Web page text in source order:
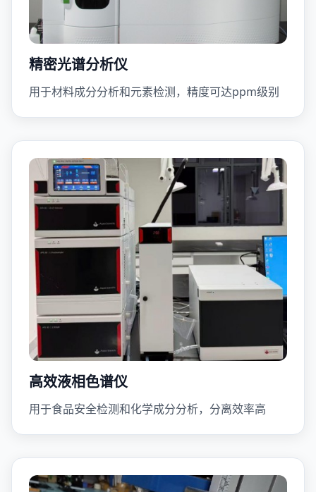
精密光谱分析仪
用于材料成分分析和元素检测，精度可达ppm级别
高效液相色谱仪
用于食品安全检测和化学成分分析，分离效率高